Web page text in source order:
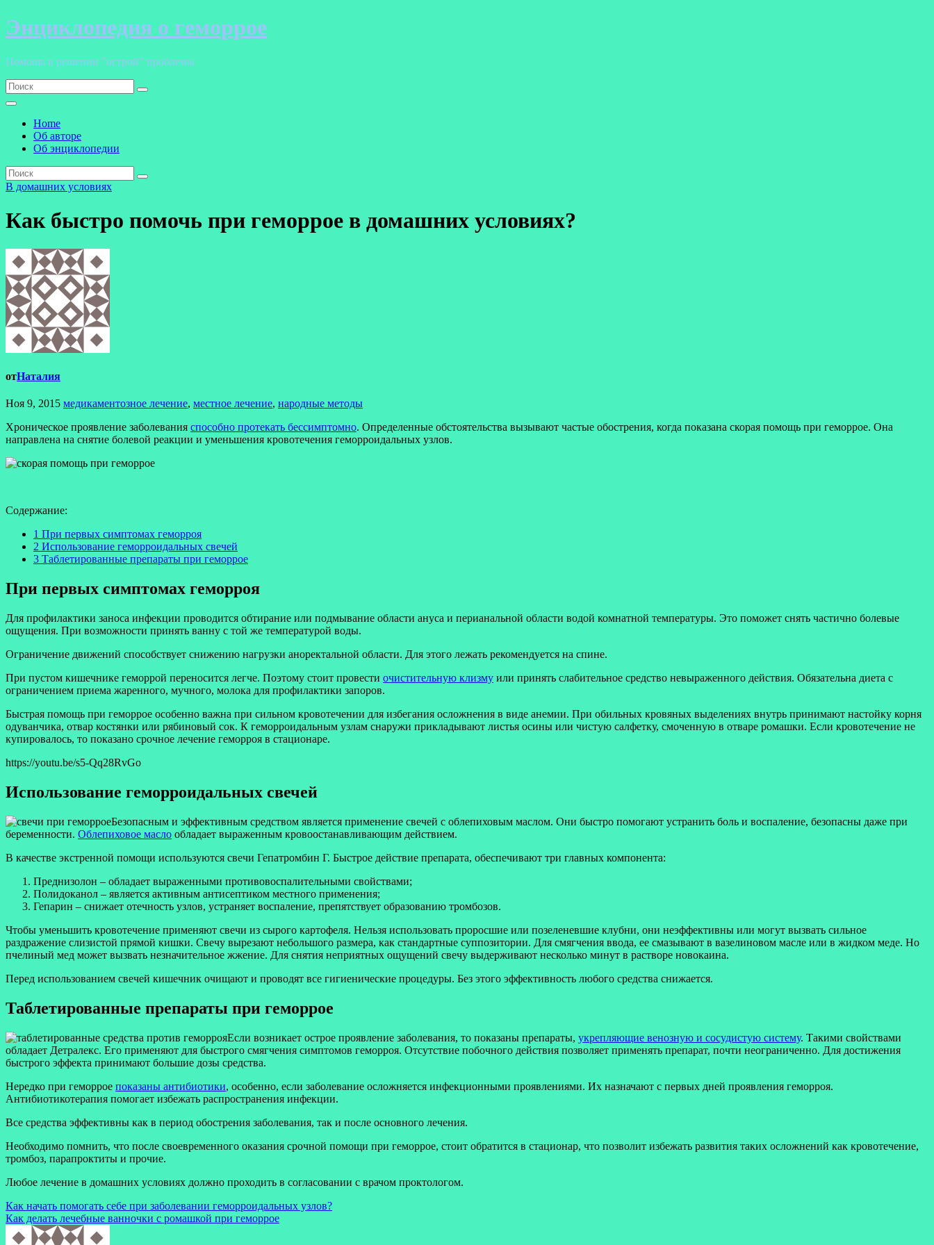
Перейти
к
Энциклопедия о геморрое
Помощь в решении "острой" проблемы
Home
Об авторе
Об энциклопедии
В домашних условиях
Как быстро помочь при геморрое в домашних условиях?
отНаталия
Ноя 9, 2015 медикаментозное лечение, местное лечение, народные методы
Хроническое проявление заболевания способно протекать бессимптомно. Определенные обстоятельства вызывают частые обострения, когда показана скорая помощь при геморрое. Она
направлена на снятие болевой реакции и уменьшения кровотечения геморроидальных узлов.
Содержание:
1 При первых симптомах геморроя
2 Использование геморроидальных свечей
3 Таблетированные препараты при геморрое
При первых симптомах геморроя
Для профилактики заноса инфекции проводится обтирание или подмывание области ануса и перианальной области водой комнатной температуры. Это поможет снять частично болевые
ощущения. При возможности принять ванну с той же температурой воды.
Ограничение движений способствует снижению нагрузки аноректальной области. Для этого лежать рекомендуется на спине.
При пустом кишечнике геморрой переносится легче. Поэтому стоит провести очистительную клизму или принять слабительное средство невыраженного действия. Обязательна диета с
ограничением приема жаренного, мучного, молока для профилактики запоров.
Быстрая помощь при геморрое особенно важна при сильном кровотечении для избегания осложнения в виде анемии. При обильных кровяных выделениях внутрь принимают настойку корня
одуванчика, отвар костянки или рябиновый сок. К геморроидальным узлам снаружи прикладывают листья осины или чистую салфетку, смоченную в отваре ромашки. Если кровотечение не
купировалось, то показано срочное лечение геморроя в стационаре.
https://youtu.be/s5-Qq28RvGo
Использование геморроидальных свечей
Безопасным и эффективным средством является применение свечей с облепиховым маслом. Они быстро помогают устранить боль и воспаление, безопасны даже при
беременности. Облепиховое масло обладает выраженным кровоостанавливающим действием.
В качестве экстренной помощи используются свечи Гепатромбин Г. Быстрое действие препарата, обеспечивают три главных компонента:
Преднизолон – обладает выраженными противовоспалительными свойствами;
Полидоканол – является активным антисептиком местного применения;
Гепарин – снижает отечность узлов, устраняет воспаление, препятствует образованию тромбозов.
Чтобы уменьшить кровотечение применяют свечи из сырого картофеля. Нельзя использовать проросшие или позеленевшие клубни, они неэффективны или могут вызвать сильное
раздражение слизистой прямой кишки. Свечу вырезают небольшого размера, как стандартные суппозитории. Для смягчения ввода, ее смазывают в вазелиновом масле или в жидком меде. Но
пчелиный мед может вызвать незначительное жжение. Для снятия неприятных ощущений свечу выдерживают несколько минут в растворе новокаина.
Перед использованием свечей кишечник очищают и проводят все гигиенические процедуры. Без этого эффективность любого средства снижается.
Таблетированные препараты при геморрое
Если возникает острое проявление заболевания, то показаны препараты, укрепляющие венозную и сосудистую систему. Такими свойствами
обладает Детралекс. Его применяют для быстрого смягчения симптомов геморроя. Отсутствие побочного действия позволяет применять препарат, почти неограниченно. Для достижения
быстрого эффекта принимают большие дозы средства.
Нередко при геморрое показаны антибиотики, особенно, если заболевание осложняется инфекционными проявлениями. Их назначают с первых дней проявления геморроя.
Антибиотикотерапия помогает избежать распространения инфекции.
Все средства эффективны как в период обострения заболевания, так и после основного лечения.
Необходимо помнить, что после своевременного оказания срочной помощи при геморрое, стоит обратится в стационар, что позволит избежать развития таких осложнений как кровотечение,
тромбоз, парапроктиты и прочие.
Любое лечение в домашних условиях должно проходить в согласовании с врачом проктологом.
Навигация
по
Как начать помогать себе при заболевании геморроидальных узлов?
Как делать лечебные ванночки с ромашкой при геморрое